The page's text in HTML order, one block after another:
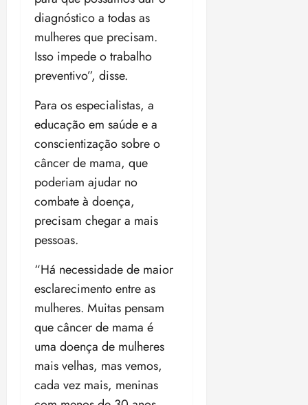
diagnóstico a todas as
mulheres que precisam.
Isso impede o trabalho
preventivo”, disse.
Para os especialistas, a
educação em saúde e a
conscientização sobre o
câncer de mama, que
poderiam ajudar no
combate à doença,
precisam chegar a mais
pessoas.
“Há necessidade de maior
esclarecimento entre as
mulheres. Muitas pensam
que câncer de mama é
uma doença de mulheres
mais velhas, mas vemos,
cada vez mais, meninas